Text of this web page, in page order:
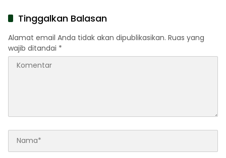
Tinggalkan Balasan
Alamat email Anda tidak akan dipublikasikan. Ruas yang
wajib ditandai *